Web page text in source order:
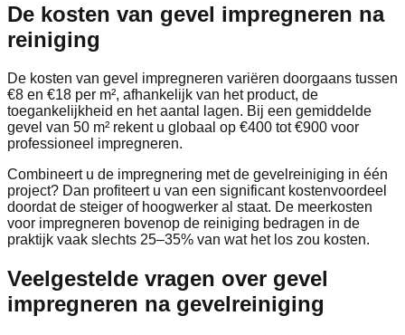
De kosten van gevel impregneren na
reiniging
De kosten van gevel impregneren variëren doorgaans tussen
€8 en €18 per m², afhankelijk van het product, de
toegankelijkheid en het aantal lagen. Bij een gemiddelde
gevel van 50 m² rekent u globaal op €400 tot €900 voor
professioneel impregneren.
Combineert u de impregnering met de gevelreiniging in één
project? Dan profiteert u van een significant kostenvoordeel
doordat de steiger of hoogwerker al staat. De meerkosten
voor impregneren bovenop de reiniging bedragen in de
praktijk vaak slechts 25–35% van wat het los zou kosten.
Veelgestelde vragen over gevel
impregneren na gevelreiniging